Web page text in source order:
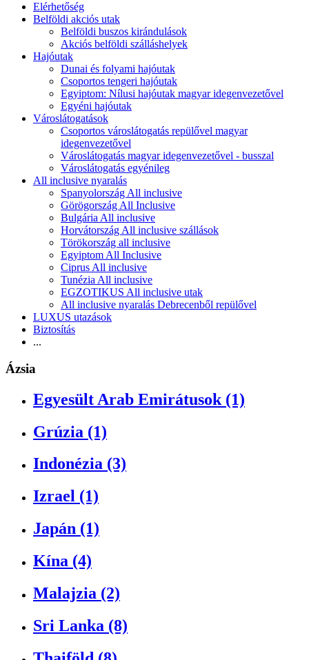
Elérhetőség
Belföldi akciós utak
Belföldi buszos kirándulások
Akciós belföldi szálláshelyek
Hajóutak
Dunai és folyami hajóutak
Csoportos tengeri hajóutak
Egyiptom: Nílusi hajóutak magyar idegenvezetővel
Egyéni hajóutak
Városlátogatások
Csoportos városlátogatás repülővel magyar
idegenvezetővel
Városlátogatás magyar idegenvezetővel - busszal
Városlátogatás egyénileg
All inclusive nyaralás
Spanyolország All inclusive
Görögország All Inclusive
Bulgária All inclusive
Horvátország All inclusive szállások
Törökország all inclusive
Egyiptom All Inclusive
Ciprus All inclusive
Tunézia All inclusive
EGZOTIKUS All inclusive utak
All inclusive nyaralás Debrecenből repülővel
LUXUS utazások
Biztosítás
...
Ázsia
Egyesült Arab Emirátusok (1)
Grúzia (1)
Indonézia (3)
Izrael (1)
Japán (1)
Kína (4)
Malajzia (2)
Sri Lanka (8)